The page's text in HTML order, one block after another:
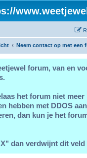
Neem contact op met een
forum, van en
het forum niet meer
hebben met DDOS
dan kun je het
dan verdwijnt dit veld